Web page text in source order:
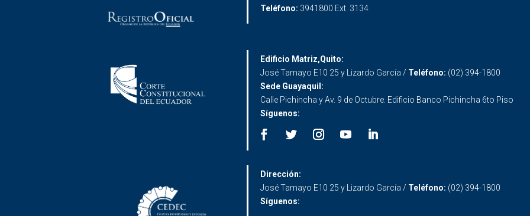
Teléfono: 3941800 Ext. 3134
Edificio Matriz,Quito:
José Tamayo E10 25 y Lizardo García / Teléfono: (02) 394-1800
Sede Guayaquil:
Calle Pichincha y Av. 9 de Octubre. Edificio Banco Pichincha 6to Piso
Síguenos:
Dirección:
José Tamayo E10 25 y Lizardo García / Teléfono: (02) 394-1800
Síguenos: